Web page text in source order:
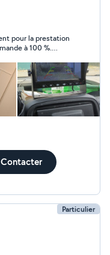
je reste à
pour la prestation
à 100 %.
Contacter
Particulier